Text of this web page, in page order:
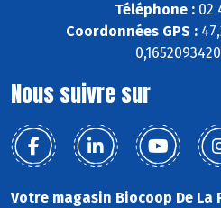
Téléphone :02
Coordonnées GPS :
Nous suivre sur
Votre magasin Biocoop De